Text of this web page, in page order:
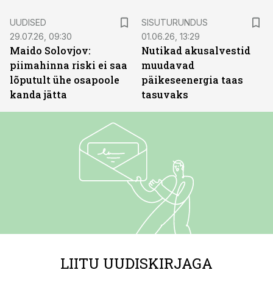
UUDISED
29.07.26, 09:30
Maido Solovjov:
piimahinna riski ei saa
lõputult ühe osapoole
kanda jätta
SISUTURUNDUS
01.06.26, 13:29
Nutikad akusalvestid
muudavad
päikeseenergia taas
tasuvaks
LIITU UUDISKIRJAGA